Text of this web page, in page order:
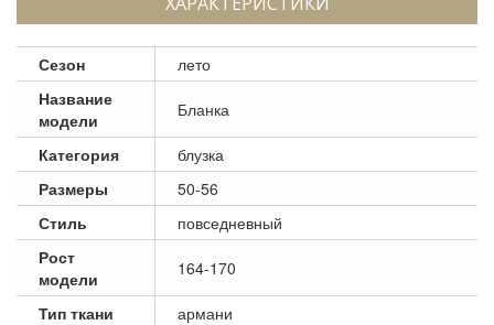
Сезон
лето
Название
модели
Бланка
Категория
блузка
Размеры
50-56
Стиль
повседневный
Рост
модели
164-170
Тип ткани
армани